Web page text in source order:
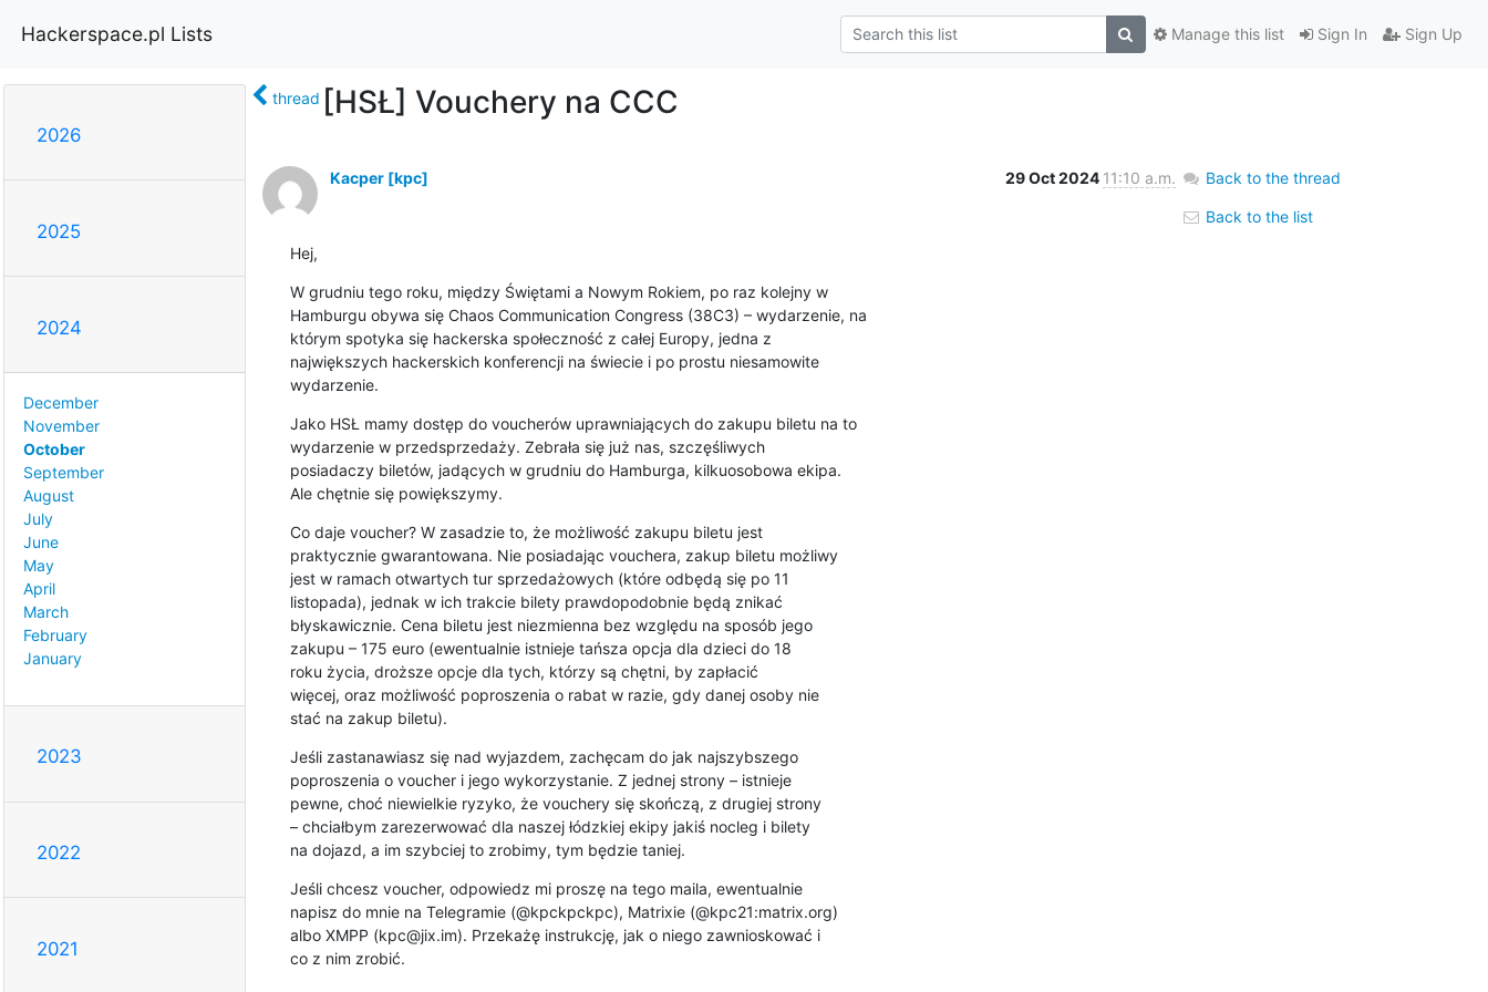
Hackerspace.pl Lists Sign In Sign Up
Manage this list
2026
2025
2024
December
November
October
September
August
July
June
May
April
March
February
January
2023
2022
2021
thread [HSŁ] Vouchery na CCC
Kacper [kpc] 29 Oct 2024 11:10 a.m.
Hej,
W grudniu tego roku, między Świętami a Nowym Rokiem, po raz kolejny w
Hamburgu obywa się Chaos Communication Congress (38C3) – wydarzenie, na
którym spotyka się hackerska społeczność z całej Europy, jedna z
największych hackerskich konferencji na świecie i po prostu niesamowite
wydarzenie.
Jako HSŁ mamy dostęp do voucherów uprawniających do zakupu biletu na to
wydarzenie w przedsprzedaży. Zebrała się już nas, szczęśliwych
posiadaczy biletów, jadących w grudniu do Hamburga, kilkuosobowa ekipa.
Ale chętnie się powiększymy.
Co daje voucher? W zasadzie to, że możliwość zakupu biletu jest
praktycznie gwarantowana. Nie posiadając vouchera, zakup biletu możliwy
jest w ramach otwartych tur sprzedażowych (które odbędą się po 11
listopada), jednak w ich trakcie bilety prawdopodobnie będą znikać
błyskawicznie. Cena biletu jest niezmienna bez względu na sposób jego
zakupu – 175 euro (ewentualnie istnieje tańsza opcja dla dzieci do 18
roku życia, droższe opcje dla tych, którzy są chętni, by zapłacić
więcej, oraz możliwość poproszenia o rabat w razie, gdy danej osoby nie
stać na zakup biletu).
Jeśli zastanawiasz się nad wyjazdem, zachęcam do jak najszybszego
poproszenia o voucher i jego wykorzystanie. Z jednej strony – istnieje
pewne, choć niewielkie ryzyko, że vouchery się skończą, z drugiej strony
– chciałbym zarezerwować dla naszej łódzkiej ekipy jakiś nocleg i bilety
na dojazd, a im szybciej to zrobimy, tym będzie taniej.
Jeśli chcesz voucher, odpowiedz mi proszę na tego maila, ewentualnie
napisz do mnie na Telegramie (@kpckpckpc), Matrixie (@kpc21:matrix.org)
albo XMPP (kpc@jix.im). Przekażę instrukcję, jak o niego zawnioskować i
co z nim zrobić.
Back to the thread
Back to the list